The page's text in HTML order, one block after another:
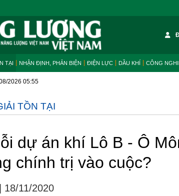
TẠI NHẬN ĐỊNH, PHẢN BIỆN ĐIỆN LỰC DẦU KHÍ CÔNG
2026 05:55
TỒN TẠI
dự án khí Lô B - Ô
chính trị vào cuộc?
18/11/2020